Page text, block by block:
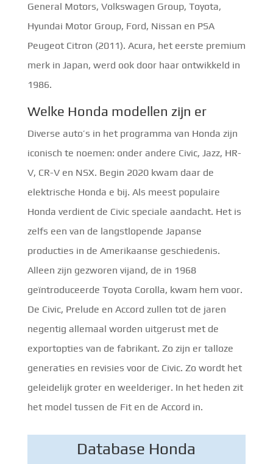
General Motors, Volkswagen Group, Toyota,
Hyundai Motor Group, Ford, Nissan en PSA
Peugeot Citron (2011). Acura, het eerste premium
merk in Japan, werd ook door haar ontwikkeld in
1986.
Welke Honda modellen zijn er
Diverse auto’s in het programma van Honda zijn
iconisch te noemen: onder andere Civic, Jazz, HR-
V, CR-V en NSX. Begin 2020 kwam daar de
elektrische Honda e bij. Als meest populaire
Honda verdient de Civic speciale aandacht. Het is
zelfs een van de langstlopende Japanse
producties in de Amerikaanse geschiedenis.
Alleen zijn gezworen vijand, de in 1968
geïntroduceerde Toyota Corolla, kwam hem voor.
De Civic, Prelude en Accord zullen tot de jaren
negentig allemaal worden uitgerust met de
exportopties van de fabrikant. Zo zijn er talloze
generaties en revisies voor de Civic. Zo wordt het
geleidelijk groter en weelderiger. In het heden zit
het model tussen de Fit en de Accord in.
Database Honda